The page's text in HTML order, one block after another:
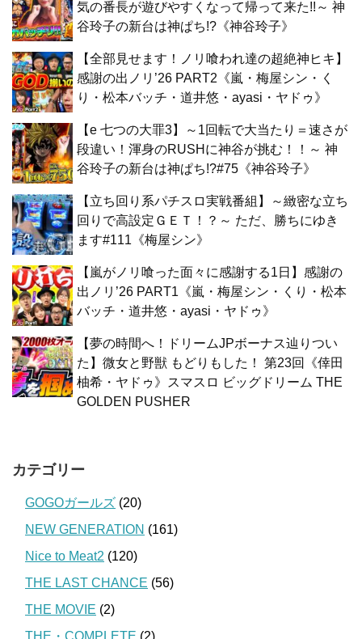
気の番長が遊びやすくなって帰って来た!!～ 神
谷玲子の新台は神ぱち!?《神谷玲子》
【全部見せます！ノリ喰われ達の超絶神ヒキ】
感謝の出ノリ’26 PART2《嵐・梅屋シン・く
り・松本バッチ・道井悠・ayasi・ヤドゥ》
【e 七つの大罪3】～1回転で大当たり＝速さが
段違い！渾身のRUSHに神谷が挑む！！～ 神
谷玲子の新台は神ぱち!?#75《神谷玲子》
【立ち回り系パチスロ実戦番組】～緻密な立ち
回りで高設定ＧＥＴ！？～ ただ、勝ちにゆき
ます#111《梅屋シン》
【嵐がノリ喰った面々に感謝する1日】感謝の
出ノリ’26 PART1《嵐・梅屋シン・くり・松本
バッチ・道井悠・ayasi・ヤドゥ》
【夢の時間へ！ドリームJPボーナス辿りつい
た】微女と野獣 もどりもした！ 第23回《倖田
柚希・ヤドゥ》スマスロ ビッグドリーム THE
GOLDEN PUSHER
カテゴリー
GOGOガールズ (20)
NEW GENERATION (161)
Nice to Meat2 (120)
THE LAST CHANCE (56)
THE MOVIE (2)